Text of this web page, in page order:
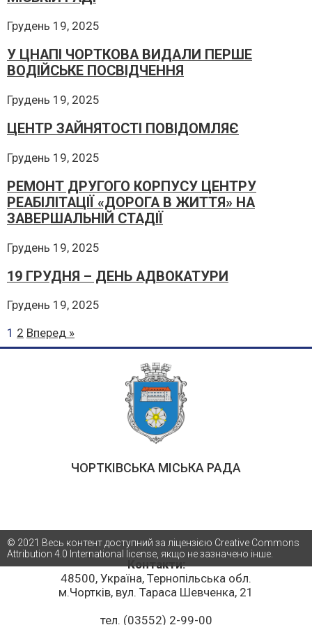
Грудень 19, 2025
У ЦНАПІ ЧОРТКОВА ВИДАЛИ ПЕРШЕ
ВОДІЙСЬКЕ ПОСВІДЧЕННЯ
Грудень 19, 2025
ЦЕНТР ЗАЙНЯТОСТІ ПОВІДОМЛЯЄ
Грудень 19, 2025
РЕМОНТ ДРУГОГО КОРПУСУ ЦЕНТРУ
РЕАБІЛІТАЦІЇ «ДОРОГА В ЖИТТЯ» НА
ЗАВЕРШАЛЬНІЙ СТАДІЇ
Грудень 19, 2025
19 ГРУДНЯ – ДЕНЬ АДВОКАТУРИ
Грудень 19, 2025
1 2 Вперед »
ЧОРТКІВСЬКА МІСЬКА РАДА
Контакти:
48500, Україна, Тернопільська обл.
м.Чортків, вул. Тараса Шевченка, 21
тел. (03552) 2-99-00
© 2021 Весь контент доступний за ліцензією Creative Commons
Attribution 4.0 International license, якщо не зазначено інше.